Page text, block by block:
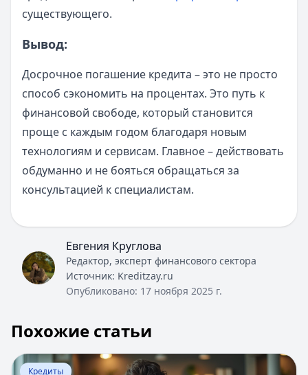
существующего.
Вывод:
Досрочное погашение кредита – это не просто
способ сэкономить на процентах. Это путь к
финансовой свободе, который становится
проще с каждым годом благодаря новым
технологиям и сервисам. Главное – действовать
обдуманно и не бояться обращаться за
консультацией к специалистам.
Евгения Круглова
Редактор, эксперт финансового сектора
Источник: Kreditzay.ru
Опубликовано: 17 ноября 2025 г.
Похожие статьи
Перейти к статье:Кредитная линия банков
Кредиты